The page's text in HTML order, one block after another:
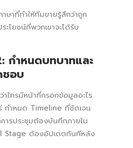
าษาที่ทำให้ทีมขายรู้สึกว่าถูก
โยชน์ที่พวกเขาจะได้รับ
กำหนดบทบาทและ
ชอบ
าใครมีหน้าที่กรอกข้อมูลอะไร
กำหนด Timeline ที่ชัดเจน
ารประชุมต้องบันทึกภายใน
Stage ต้องอัปเดตทันทีหลัง